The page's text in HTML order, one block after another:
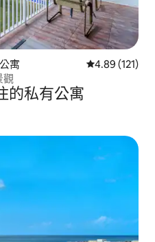
寓 從 121 則評價
4.89 (121)
觀
的私有公寓